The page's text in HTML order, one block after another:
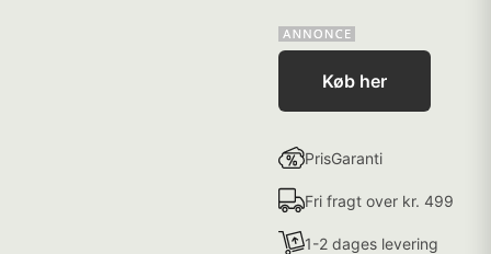
Køb her
PrisGaranti
Fri fragt over kr. 499
1-2 dages levering